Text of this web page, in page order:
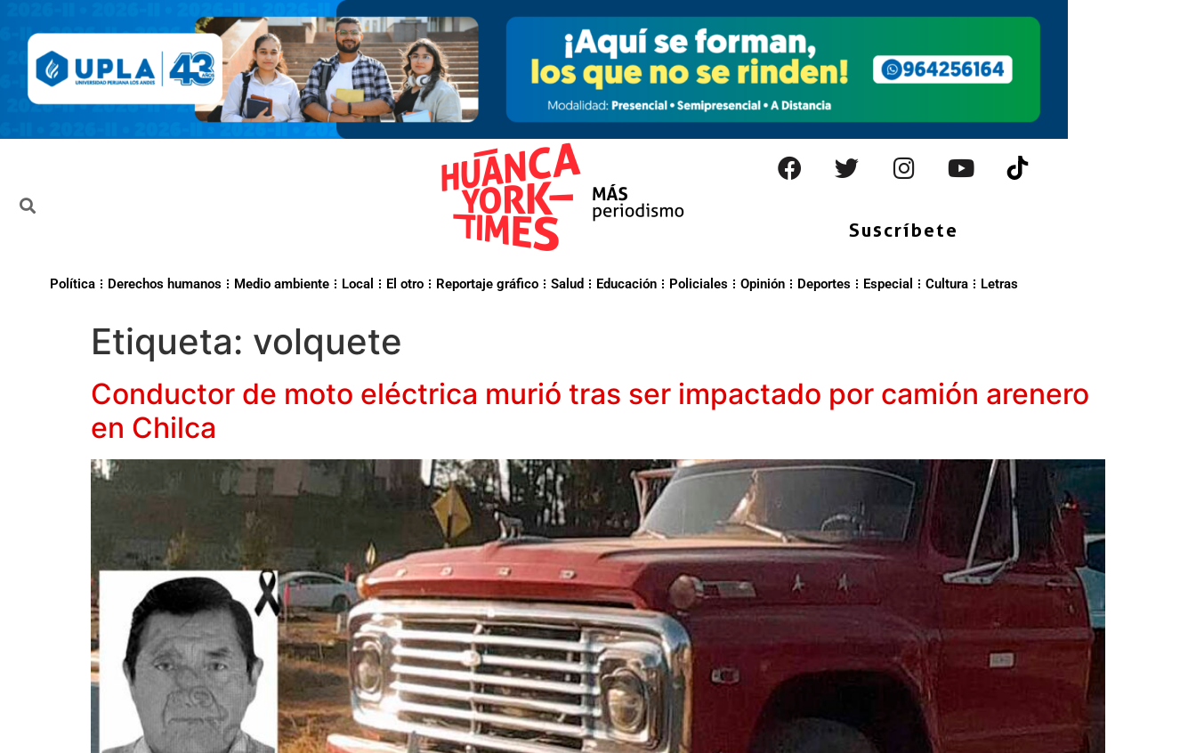
Suscríbete
Política Derechos humanos Medio ambiente Local El otro Reportaje gráfico Salud Educación Policiales Opinión Deportes Especial Cultura Letras
Etiqueta: volquete
Conductor de moto eléctrica murió tras ser impactado por camión arenero
en Chilca